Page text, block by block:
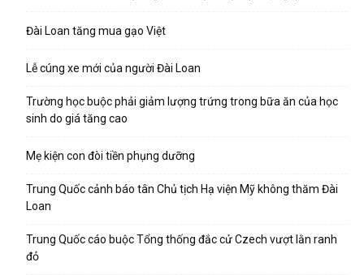
Đài Loan tăng mua gạo Việt
Lễ cúng xe mới của người Đài Loan
Trường học buộc phải giảm lượng trứng trong bữa ăn của học
sinh do giá tăng cao
Mẹ kiện con đòi tiền phụng dưỡng
Trung Quốc cảnh báo tân Chủ tịch Hạ viện Mỹ không thăm Đài
Loan
Trung Quốc cáo buộc Tổng thống đắc cử Czech vượt lằn ranh
đỏ